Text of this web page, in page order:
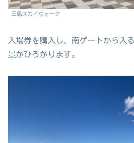
三島スカイウォーク
入場券を購入し、南ゲートから入
景がひろがります。